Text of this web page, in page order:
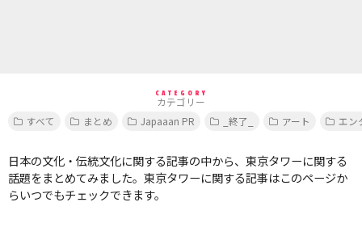
CATEGORY
カテゴリー
すべて
まとめ Japaaan PR _終了_ アート エン
日本の文化・伝統文化に関する記事の中から、東京タワーに関する
話題をまとめてみました。東京タワーに関する記事はこのページか
らいつでもチェックできます。